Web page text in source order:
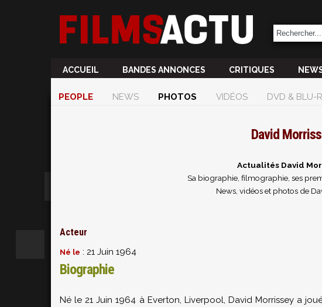
ACCUEIL BANDES ANNONCES CRITIQUES
PEOPLE NEWS PHOTOS VIDÉOS DVD & BLU-
David
Actualités David
Sa biographie, filmographie, ses
News, vidéos et photos de
Acteur
Né le : 21 Juin 1964
Biographie
Né le 21 Juin 1964 à Everton, Liverpool, David Morrissey a